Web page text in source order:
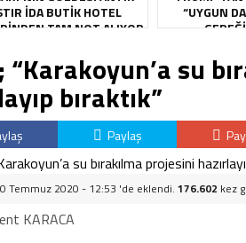
İDA BUTIK HOTEL
TAM NOT ALIYOR
“UYGUN
“Karakoyun’a su
bıraktık”
Paylaş
Temmuz 2020 - 12:53 'de eklendi. 176.602 kez
KARACA